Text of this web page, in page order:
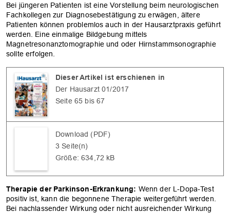
Bei jüngeren Patienten ist eine Vorstellung beim neurologischen
Fachkollegen zur Diagnosebestätigung zu erwägen, ältere
Patienten können problemlos auch in der Hausarztpraxis geführt
werden. Eine einmalige Bildgebung mittels
Magnetresonanztomographie und oder Hirnstammsonographie
sollte erfolgen.
Dieser Artikel ist erschienen in
Der Hausarzt 01/2017
Seite 65 bis 67
Download (PDF)
3 Seite(n)
Größe: 634,72 kB
Therapie der Parkinson-Erkrankung: Wenn der L-Dopa-Test
positiv ist, kann die begonnene Therapie weitergeführt werden.
Bei nachlassender Wirkung oder nicht ausreichender Wirkung